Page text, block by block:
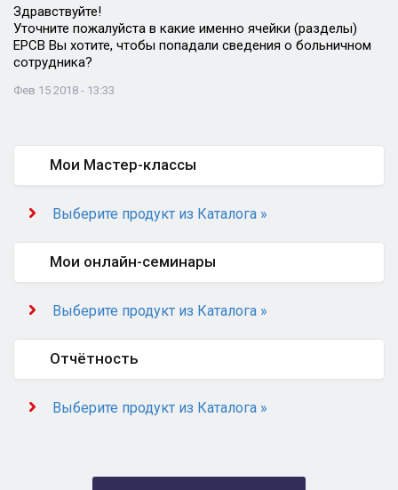
Здравствуйте!
Уточните пожалуйста в какие именно ячейки (разделы)
ЕРСВ Вы хотите, чтобы попадали сведения о больничном
сотрудника?
Фев 15 2018 - 13:33
Мои Мастер-классы
Выберите продукт из Каталога »
Мои онлайн-семинары
Выберите продукт из Каталога »
Отчётность
Выберите продукт из Каталога »